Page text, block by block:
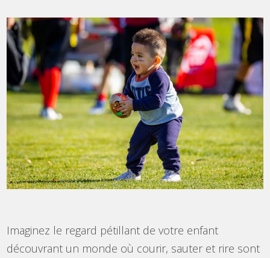
Imaginez le regard pétillant de votre enfant
découvrant un monde où courir, sauter et rire sont